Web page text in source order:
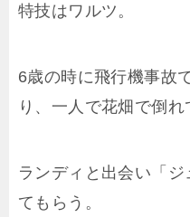
特技はワルツ。
6歳の時に飛行機事故
り、一人で花畑で倒れ
ランディと出会い「
てもらう。